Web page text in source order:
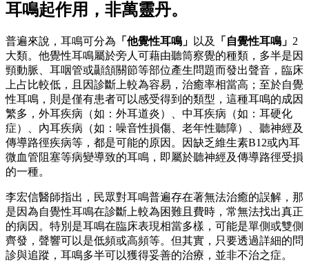
耳鳴起作用，非萬靈丹。
普遍來說，耳鳴可分為 「他覺性耳鳴」 以及 「自覺性耳鳴」 2
大類。他覺性耳鳴屬於旁人可藉由聽筒察覺的種類，多半是因
頸動脈、耳咽管或顳頷關節等部位產生問題而發出聲音，臨床
上占比較低，且因診斷上較為容易，治癒率相當高；至於自覺
性耳鳴，則是僅有患者可以感受得到的類型，這種耳鳴的成因
繁多，外耳疾病（如：外耳道炎）、中耳疾病（如：耳硬化
症）、內耳疾病（如：噪音性損傷、老年性聽障）、聽神經及
傳導路徑疾病等，都是可能的原因。因缺乏維生素B12或內耳
微血管阻塞等病變導致的耳鳴，即屬於聽神經及傳導路徑受損
的一種。
李宏信醫師指出，民眾對耳鳴普遍存在著無法治癒的誤解，那
是因為自覺性耳鳴在診斷上較為困難且費時，常無法找出真正
的病因。特別是耳鳴在臨床表現相當多樣，可能是單側或雙側
齊發，聲響可以是低頻或高頻等。但其實，只要透過詳細的問
診與追蹤，耳鳴多半可以獲得妥善的治療，並非不治之症。